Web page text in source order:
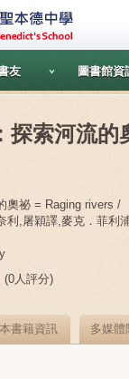
友 圖書館資
探索河流的
奧祕 = Raging rivers /
利,屠穎譯,麥克．菲利
(0人評分)
本書籍資訊 多媒體